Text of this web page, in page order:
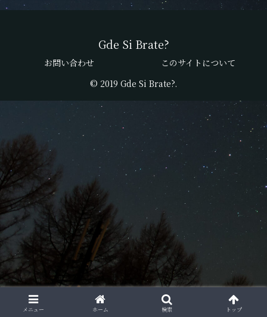
Gde Si Brate?
お問い合わせ
このサイトについて
© 2019 Gde Si Brate?.
メニュー ホーム 検索 トップ